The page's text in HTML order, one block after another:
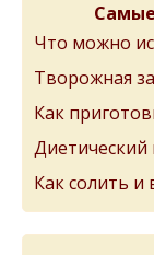
Что можно
Творожная
Как
Диетический
Как солить и